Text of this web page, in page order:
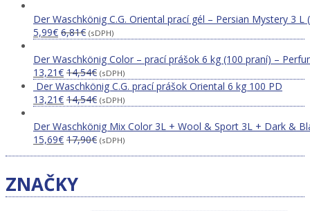
Der Waschkönig C.G. Oriental prací gél – Persian Mystery 3 L
5,99€ 6,81€ (sDPH)
Der Waschkönig Color – prací prášok 6 kg (100 praní) –
13,21€ 14,54€ (sDPH)
Der Waschkönig C.G. prací prášok Oriental 6 kg 100 PD
13,21€ 14,54€ (sDPH)
Der Waschkönig Mix Color 3L + Wool & Sport 3L + Dark &
15,69€ 17,90€ (sDPH)
ZNAČKY